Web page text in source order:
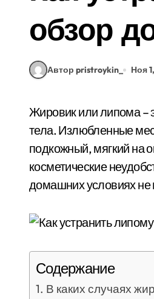
обзор
Автор pristroykin_ Ноя
Жировик или липома – это доброкачественная опухоль ткани. Возникает на разных участках
тела. Излюбленные
подкожный, мягкий на
косметические
домашних условиях не
Содержание
В каких случаях